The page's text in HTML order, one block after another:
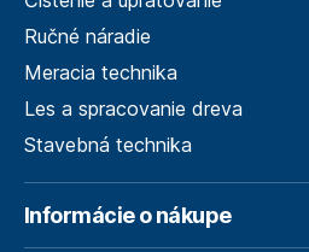
Ručné náradie
Meracia technika
Les a spracovanie dreva
Stavebná technika
Informácie o nákupe